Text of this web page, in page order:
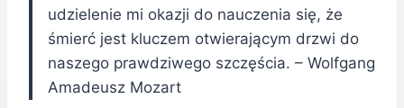
udzielenie mi okazji do nauczenia się, że
śmierć jest kluczem otwierającym drzwi do
naszego prawdziwego szczęścia. – Wolfgang
Amadeusz Mozart